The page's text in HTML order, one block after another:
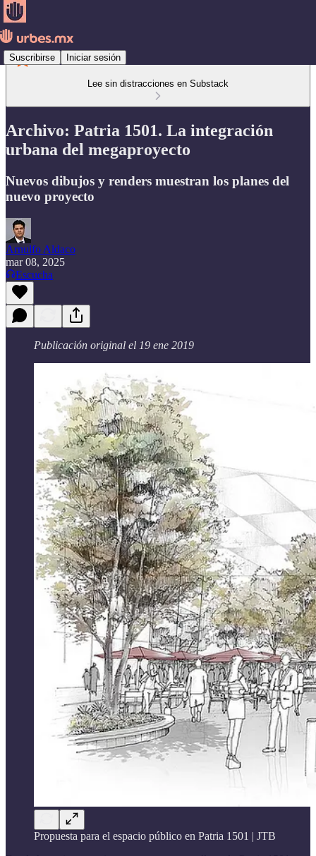
Suscribirse Iniciar sesión
Lee sin distracciones en Substack
Archivo: Patria 1501. La integración
urbana del megaproyecto
Nuevos dibujos y renders muestran los planes del
nuevo proyecto
Arnulfo Aldaco
mar 08, 2025
Escucha
Publicación original el 19 ene 2019
Propuesta para el espacio público en Patria 1501 | JTB